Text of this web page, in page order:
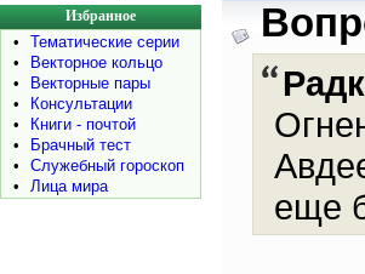
Избранное
•
Тематические серии
•
Векторное кольцо
•
Векторные пары
•
Консультации
•
Книги - почтой
•
Брачный тест
•
Служебный гороскоп
•
Лица мира
еще